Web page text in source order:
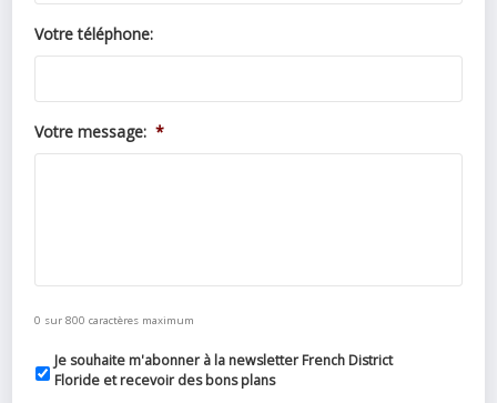
Votre téléphone:
Votre message: *
0 sur 800 caractères maximum
Je souhaite m'abonner à la newsletter French District
Floride et recevoir des bons plans